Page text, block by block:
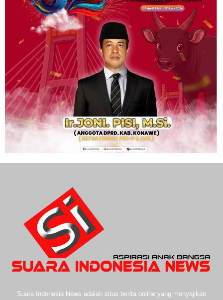
Suara Indonesia News adalah situs berita online yang menyajikan